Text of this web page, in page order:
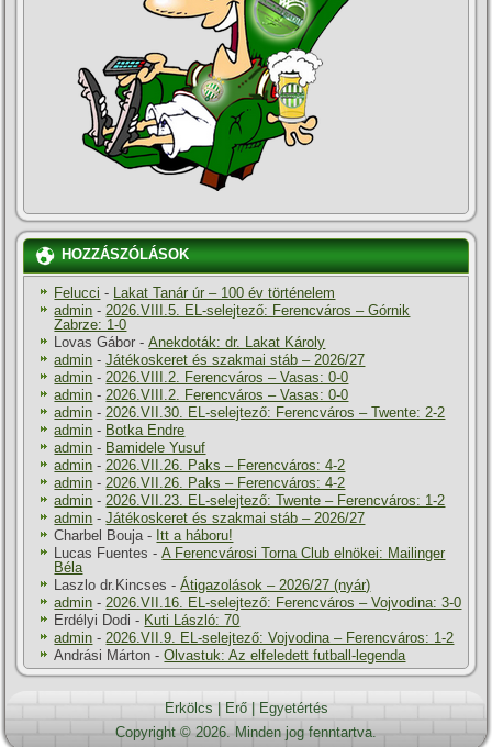
HOZZÁSZÓLÁSOK
Felucci - Lakat Tanár úr – 100 év történelem
admin -2026.VIII.5. EL-selejtező: Ferencváros – Górnik
Zabrze: 1-0
Lovas Gábor -Anekdoták: dr. Lakat Károly
admin -Játékoskeret és szakmai stáb – 2026/27
admin -2026.VIII.2. Ferencváros – Vasas: 0-0
admin -2026.VIII.2. Ferencváros – Vasas: 0-0
admin -2026.VII.30. EL-selejtező: Ferencváros – Twente: 2-2
admin - Botka Endre
admin - Bamidele Yusuf
admin -2026.VII.26. Paks – Ferencváros: 4-2
admin -2026.VII.26. Paks – Ferencváros: 4-2
admin -2026.VII.23. EL-selejtező: Twente – Ferencváros: 1-2
admin -Játékoskeret és szakmai stáb – 2026/27
Charbel Bouja- Itt a háboru!
Lucas Fuentes -A Ferencvárosi Torna Club elnökei: Mailinger
Béla
Laszlo dr.Kincses -Átigazolások – 2026/27 (nyár)
admin -2026.VII.16. EL-selejtező: Ferencváros – Vojvodina: 3-0
Erdélyi Dodi - Kuti László: 70
admin -2026.VII.9. EL-selejtező: Vojvodina – Ferencváros: 1-2
Andrási Márton -Olvastuk: Az elfeledett futball-legenda
Erkölcs Erő|
Egyetértés
Copyright © 2026. Minden jog fenntartva.